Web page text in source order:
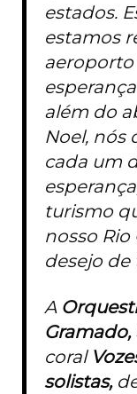
estados.
estamos
além do
Noel, nós
cada um
turismo
nosso Rio
desejo de
A
coral
solistas,